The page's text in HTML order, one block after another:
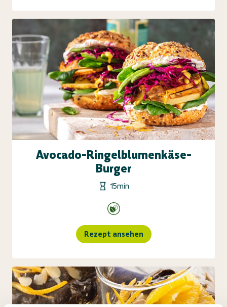
Avocado-Ringelblumenkäse-
Burger
15min
Rezept ansehen